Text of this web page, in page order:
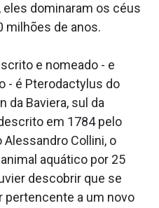
eles dominaram os céus
milhões de anos.
e nomeado - e
- é Pterodactylus do
da Baviera, sul da
em 1784 pelo
Collini, o
aquático por 25
descobrir que se
pertencente a um novo